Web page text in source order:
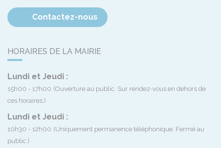
Contactez-nous
HORAIRES DE LA MAIRIE
Lundi et Jeudi :
15h00 - 17h00 (Ouverture au public. Sur rendez-vous en dehors de
ces horaires.)
Lundi et Jeudi :
10h30 - 12h00 (Uniquement permanence téléphonique. Fermé au
public.)